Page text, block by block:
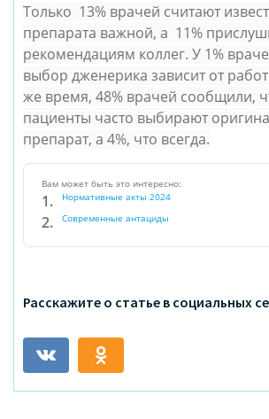
Только  13% врачей считают
препарата важной, а  11%
рекомендациям коллег. У 1%
выбор дженерика зависит от
же время, 48% врачей сообщили,
пациенты часто выбирают
препарат, а 4%, что всегда.
Вам может быть это интересно:
Нормативные акты 2024
Современные антациды
Расскажите о статье в социальных